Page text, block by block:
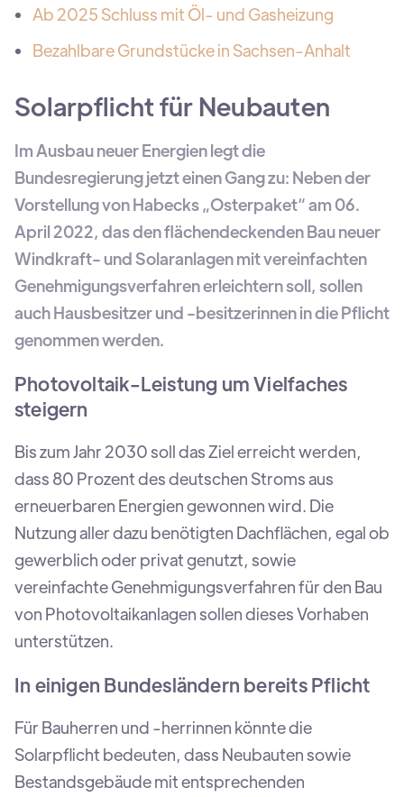
Ab 2025 Schluss mit Öl- und Gasheizung
Bezahlbare Grundstücke in Sachsen-Anhalt
Solarpflicht für Neubauten
Im Ausbau neuer Energien legt die
Bundesregierung jetzt einen Gang zu: Neben der
Vorstellung von Habecks „Osterpaket“ am 06.
April 2022, das den flächendeckenden Bau neuer
Windkraft- und Solaranlagen mit vereinfachten
Genehmigungsverfahren erleichtern soll, sollen
auch Hausbesitzer und -besitzerinnen in die Pflicht
genommen werden.
Photovoltaik-Leistung um Vielfaches
steigern
Bis zum Jahr 2030 soll das Ziel erreicht werden,
dass 80 Prozent des deutschen Stroms aus
erneuerbaren Energien gewonnen wird. Die
Nutzung aller dazu benötigten Dachflächen, egal ob
gewerblich oder privat genutzt, sowie
vereinfachte Genehmigungsverfahren für den Bau
von Photovoltaikanlagen sollen dieses Vorhaben
unterstützen.
In einigen Bundesländern bereits Pflicht
Für Bauherren und -herrinnen könnte die
Solarpflicht bedeuten, dass Neubauten sowie
Bestandsgebäude mit entsprechenden